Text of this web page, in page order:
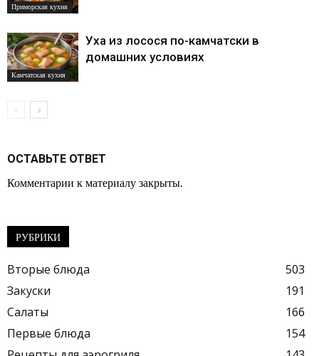
Приморская кухня
Камчатская кухня
Уха из лосося по-камчатски в
домашних условиях
ОСТАВЬТЕ ОТВЕТ
Комментарии к материалу закрыты.
РУБРИКИ
Вторые блюда
503
Закуски
191
Салаты
166
Первые блюда
154